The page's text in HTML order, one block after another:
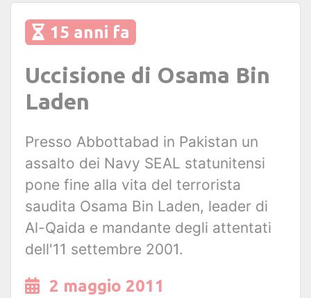
15 anni fa
Uccisione di Osama Bin
Laden
Presso Abbottabad in Pakistan un
assalto dei Navy SEAL statunitensi
pone fine alla vita del terrorista
saudita Osama Bin Laden, leader di
Al-Qaida e mandante degli attentati
dell'11 settembre 2001.
2 maggio 2011